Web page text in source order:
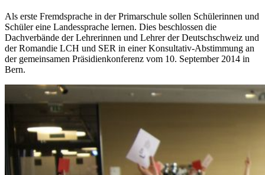
Als erste Fremdsprache in der Primarschule sollen Schülerinnen und
Schüler eine Landessprache lernen. Dies beschlossen die
Dachverbände der Lehrerinnen und Lehrer der Deutschschweiz und
der Romandie LCH und SER in einer Konsultativ-Abstimmung an
der gemeinsamen Präsidienkonferenz vom 10. September 2014 in
Bern.